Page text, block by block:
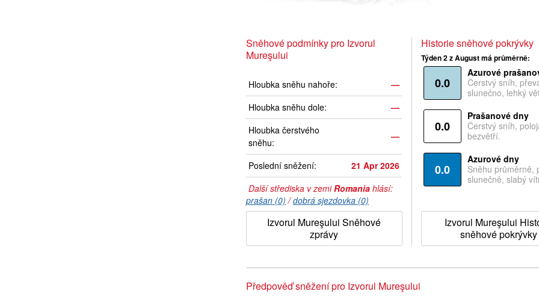
Sněhové podmínky pro Izvorul
Mureşului
Hloubka sněhu nahoře:
—
Hloubka sněhu dole:
—
Hloubka čerstvého
sněhu:
—
Poslední sněžení:
21 Apr 2026
Další střediska v zemiRomania hlásí:
prašan (0) /dobrá sjezdovka (0)
Izvorul Mureşului Sněhové
zprávy
Historie sněhové pokrývky
Týden 2 z August má průměrně:
0.0
Azurové
Čerstvý sníh,
slunečno, lehký
0.0
Prašanové dny
Čerstvý sníh,
bezvětří.
0.0
Azurové dny
Sněhu průměrně,
slunečně, slabý
Izvorul Mureşului
sněhové pokrývky
Předpověď sněžení pro Izvorul Mureşului